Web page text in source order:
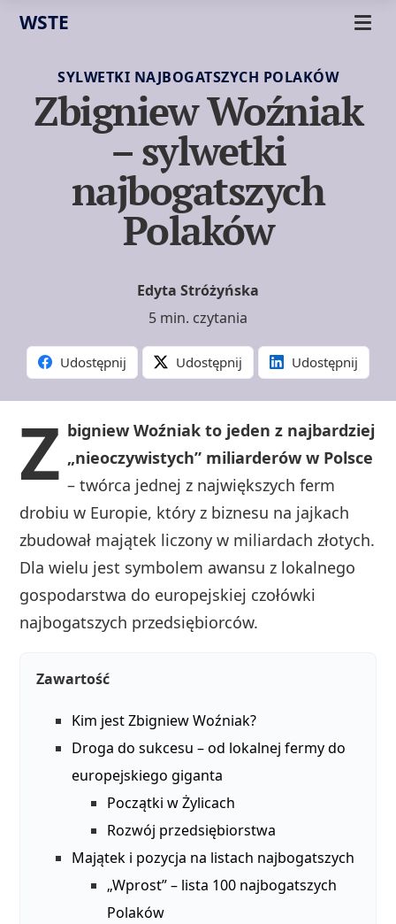
WSTE
SYLWETKI NAJBOGATSZYCH POLAKÓW
Zbigniew Woźniak
– sylwetki
najbogatszych
Polaków
Edyta Stróżyńska
5 min. czytania
Udostępnij Udostępnij Udostępnij
Z bigniew Woźniak to jeden z najbardziej
„nieoczywistych” miliarderów w Polsce
– twórca jednej z największych ferm
drobiu w Europie, który z biznesu na jajkach
zbudował majątek liczony w miliardach złotych.
Dla wielu jest symbolem awansu z lokalnego
gospodarstwa do europejskiej czołówki
najbogatszych przedsiębiorców.
Zawartość
Kim jest Zbigniew Woźniak?
Droga do sukcesu – od lokalnej fermy do
europejskiego giganta
Początki w Żylicach
Rozwój przedsiębiorstwa
Majątek i pozycja na listach najbogatszych
„Wprost” – lista 100 najbogatszych
Polaków